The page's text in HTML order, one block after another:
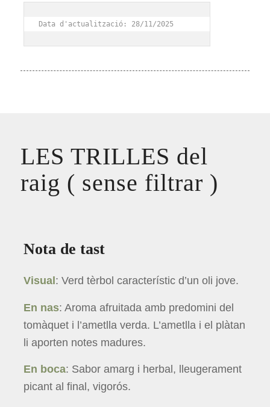
Data d'actualització: 28/11/2025
LES TRILLES del
raig ( sense filtrar )
Nota de tast
Visual : Verd tèrbol característic d’un oli jove.
En nas: Aroma afruitada amb predomini del
tomàquet i l’ametlla verda. L’ametlla i el plàtan
li aporten notes madures.
En boca: Sabor amarg i herbal, lleugerament
picant al final, vigorós.